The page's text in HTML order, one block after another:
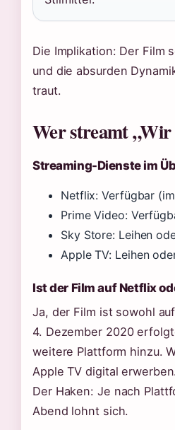
Die Implikation: Der Film
und die absurden
traut.
Wer streamt
Streaming-Dienste im
Netflix: Verfügbar
Prime Video:
Sky Store: Leihen
Apple TV: Leihen
Ist der Film auf Netflix
Ja, der Film ist sowohl
4. Dezember 2020
weitere Plattform hinzu.
Apple TV digital erwerben.
Der Haken: Je nach
Abend lohnt sich.